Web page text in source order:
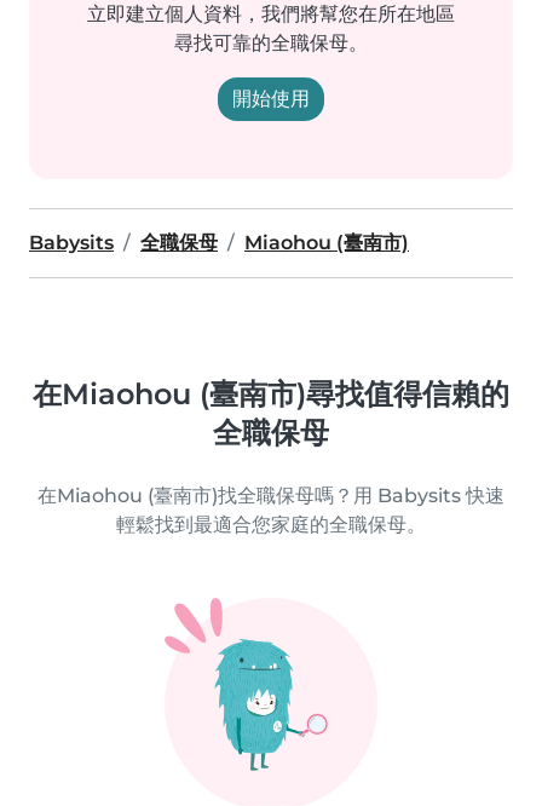
立即建立個人資料，我們將幫您在所在地區
尋找可靠的全職保母。
開始使用
Babysits 全職保母 Miaohou (臺南市)
在Miaohou (臺南市)尋找值得信賴的
全職保母
在Miaohou (臺南市)找全職保母嗎？用 Babysits 快速
輕鬆找到最適合您家庭的全職保母。